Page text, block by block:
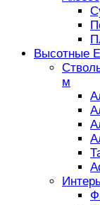
Высотные
м